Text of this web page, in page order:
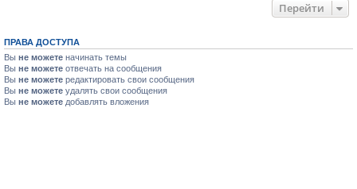
Перейти
ПРАВА ДОСТУПА
Вы не можете начинать темы
Вы не можете отвечать на сообщения
Вы не можете редактировать свои сообщения
Вы не можете удалять свои сообщения
Вы не можете добавлять вложения